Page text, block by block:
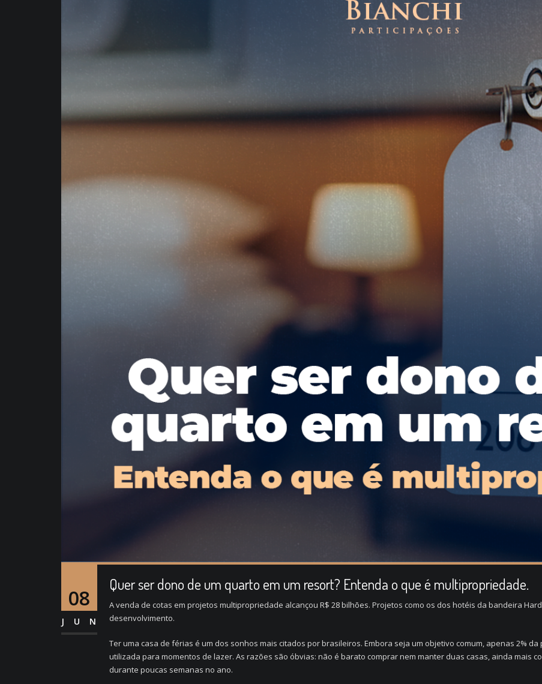
08
JUN
Quer ser dono de um quarto em um resort? Entenda o que é multipropriedade.
A venda de cotas em projetos multipropriedade alcançou R$ 28 bilhões. Projetos como os dos hotéis da bandeira
desenvolvimento.
Ter uma casa de férias é um dos sonhos mais citados por brasileiros. Embora seja um objetivo comum, apenas 2%
utilizada para momentos de lazer. As razões são óbvias: não é barato comprar nem manter duas casas, ainda mais
durante poucas semanas no ano.